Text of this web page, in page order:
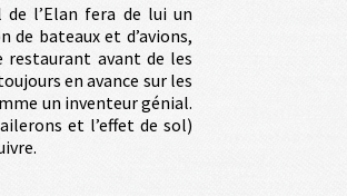
l’Elan fera de lui un
bateaux et d’avions,
restaurant avant de les
en avance sur les
un inventeur génial.
et l’effet de sol)